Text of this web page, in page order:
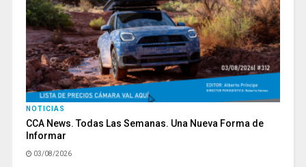
NOTICIAS
CCA News. Todas Las Semanas. Una Nueva Forma de
Informar
03/08/2026